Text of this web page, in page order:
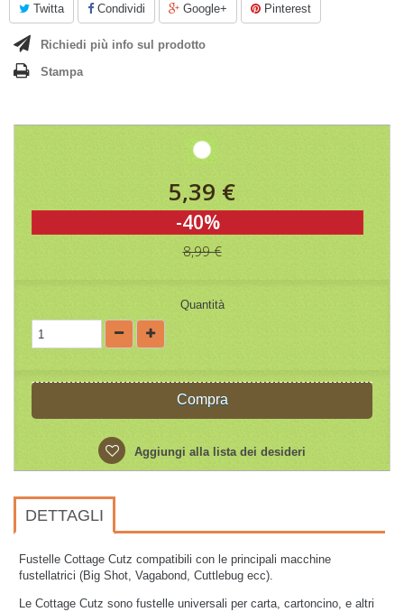
Twitta Condividi Google+ Pinterest
Richiedi più info sul prodotto
Stampa
5,39 €
-40%
8,99 €
Quantità
Compra
Aggiungi alla lista dei desideri
DETTAGLI
Fustelle Cottage Cutz compatibili con le principali macchine
fustellatrici (Big Shot, Vagabond, Cuttlebug ecc).
Le Cottage Cutz sono fustelle universali per carta, cartoncino, e altri